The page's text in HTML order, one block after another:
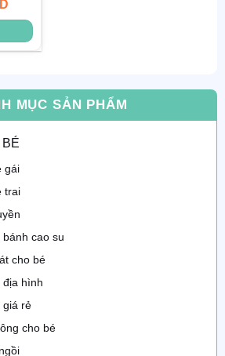
MỤC SẢN PHẨM
gái
trai
cao su
cho bé
địa hình
giá rẻ
cho bé